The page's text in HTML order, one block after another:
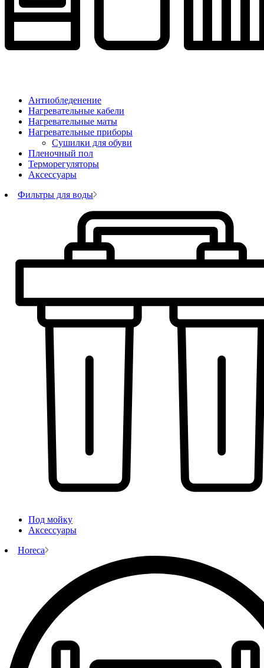
Антиобледенение
Нагревательные кабели
Нагревательные маты
Нагревательные приборы
Сушилки для обуви
Пленочный пол
Терморегуляторы
Аксессуары
Фильтры для воды
Под мойку
Аксессуары
Horeca